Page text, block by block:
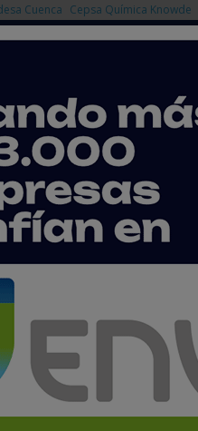
Cuenca Cepsa Química Knowde